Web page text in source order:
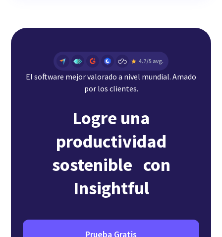
El software mejor valorado a nivel mundial. Amado
por los clientes.
Logre una
productividad
sostenible con
Insightful
Prueba Gratis